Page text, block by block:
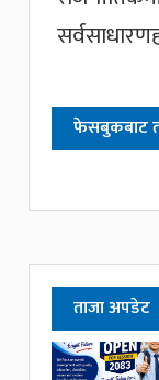
फेसबुकबाट
ताजा अपडेट